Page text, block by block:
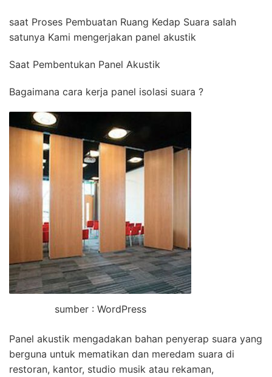
saat Proses Pembuatan Ruang Kedap Suara salah
satunya Kami mengerjakan panel akustik
Saat Pembentukan Panel Akustik
Bagaimana cara kerja panel isolasi suara ?
sumber : WordPress
Panel akustik mengadakan bahan penyerap suara yang
berguna untuk mematikan dan meredam suara di
restoran, kantor, studio musik atau rekaman,